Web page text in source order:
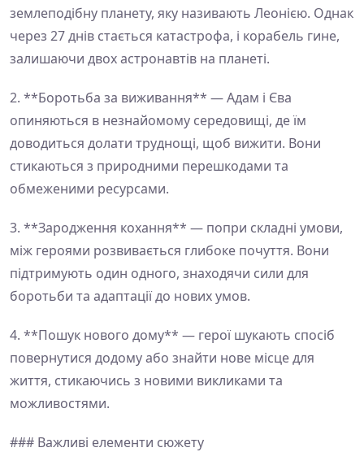
землеподібну планету, яку називають Леонією. Однак
через 27 днів стається катастрофа, і корабель гине,
залишаючи двох астронавтів на планеті.
2. **Боротьба за виживання** — Адам і Єва
опиняються в незнайомому середовищі, де їм
доводиться долати труднощі, щоб вижити. Вони
стикаються з природними перешкодами та
обмеженими ресурсами.
3. **Зародження кохання** — попри складні умови,
між героями розвивається глибоке почуття. Вони
підтримують один одного, знаходячи сили для
боротьби та адаптації до нових умов.
4. **Пошук нового дому** — герої шукають спосіб
повернутися додому або знайти нове місце для
життя, стикаючись з новими викликами та
можливостями.
### Важливі елементи сюжету